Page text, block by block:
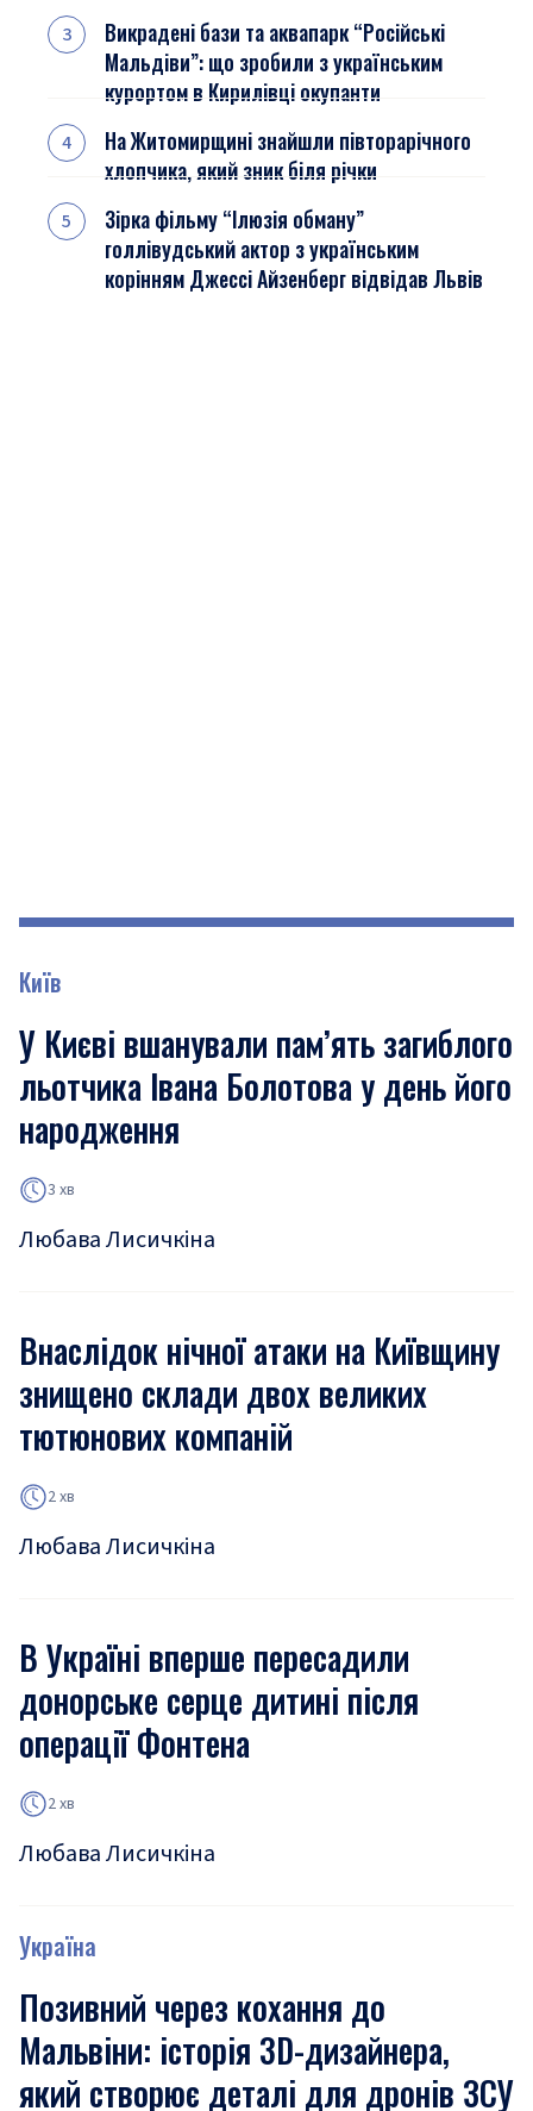
Викрадені бази та аквапарк “Російські
Мальдіви”: що зробили з українським
курортом в Кирилівці окупанти
На Житомирщині знайшли півторарічного
хлопчика, який зник біля річки
Зірка фільму “Ілюзія обману”
голлівудський актор з українським
корінням Джессі Айзенберг відвідав Львів
Київ
У Києві вшанували пам’ять загиблого
льотчика Івана Болотова у день його
народження
3 хв
Любава Лисичкіна
Внаслідок нічної атаки на Київщину
знищено склади двох великих
тютюнових компаній
2 хв
Любава Лисичкіна
В Україні вперше пересадили
донорське серце дитині після
операції Фонтена
2 хв
Любава Лисичкіна
Україна
Позивний через кохання до
Мальвіни: історія 3D-дизайнера,
який створює деталі для дронів ЗСУ